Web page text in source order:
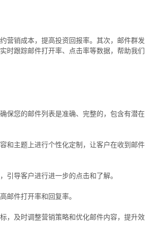
营销成本，提高投资回报率。其次，邮件群发
时跟踪邮件打开率、点击率等数据，帮助我们
保您的邮件列表是准确、完整的，包含有潜在
和主题上进行个性化定制，让客户在收到邮件
引导客户进行进一步的点击和了解。
邮件打开率和回复率。
，及时调整营销策略和优化邮件内容，提升效